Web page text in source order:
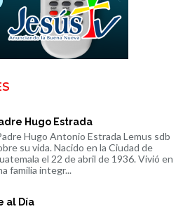
Hugo Estrada
Hugo Antonio Estrada Lemus sdb
su vida. Nacido en la Ciudad de
el 22 de abril de 1936. Vivió en
familia integr...
al Día